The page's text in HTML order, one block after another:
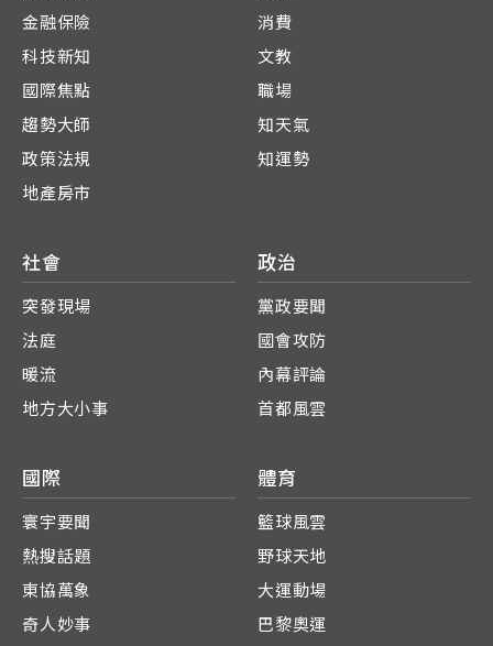
金融保險
科技新知
國際焦點
趨勢大師
政策法規
地產房市
消費
文教
職場
知天氣
知運勢
社會
突發現場
法庭
暖流
地方大小事
政治
黨政要聞
國會攻防
內幕評論
首都風雲
國際
寰宇要聞
熱搜話題
東協萬象
奇人妙事
體育
籃球風雲
野球天地
大運動場
巴黎奧運